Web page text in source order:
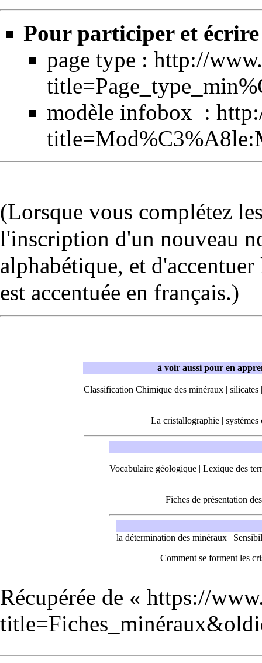
Pour participer et
page type : http://
modèle infobox :
(Lorsque vous complétez
l'inscription d'un nouveau
alphabétique, et
est accentuée en français.)
à voir aussi pour en
Classification Chimique des minéraux | silicates
La cristallographie| systèmes
Vocabulaire géologique| Lexique des
Fiches de présentation
la détermination des minéraux|
Comment se forment les
Récupérée de « https://